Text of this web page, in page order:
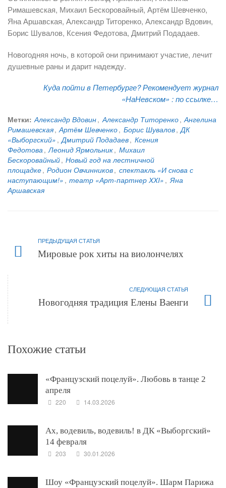
Римашевская, Михаил Бескоровайный, Артём Шевченко,
Яна Аршавская, Александр Титоренко, Александр Вдовин,
Борис Шувалов, Ксения Федотова, Дмитрий Подадаев.
Новогодняя ночь, в которой они принимают участие, лечит
душевные раны и дарит надежду.
Куда пойти в Петербурге? Рекомендует журнал
«НаНевском» :по ссылке…
Метки: Александр Вдовин, Александр Титоренко, Ангелина
Римашевская, Артём Шевченко, Борис Шувалов, ДК
«Выборгский» , Дмитрий Подадаев, Ксения
Федотова, Леонид Ярмольник, Михаил
Бескоровайный, Новый год на лестничной
площадке, Родион Овчинников, спектакль «И снова с
наступающим!» , театр «Арт-партнер XXI» , Яна
Аршавская
ПРЕДЫДУЩАЯ СТАТЬЯ
Мировые рок хиты на виолончелях
СЛЕДУЮЩАЯ СТАТЬЯ
Новогодняя традиция Елены Ваенги
Похожие статьи
«Французский поцелуй». Любовь в танце 2
апреля
220 14.03.2026
Ах, водевиль, водевиль! в ДК «Выборгский»
14 февраля
203 30.01.2026
Шоу «Французский поцелуй». Шарм Парижа